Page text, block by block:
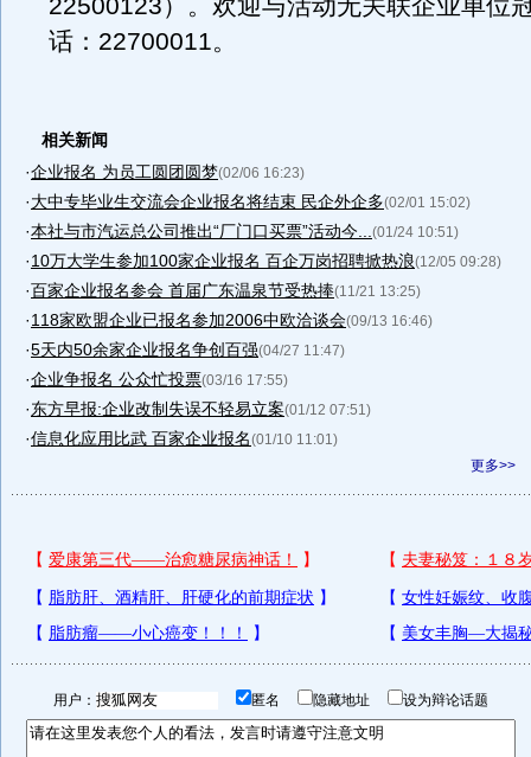
22500123）。欢迎与活动无关联企业单位
话：22700011。
相关新闻
·企业报名 为员工圆团圆梦(02/06 16:23)
·大中专毕业生交流会企业报名将结束 民企外企多(02/01 15:02)
·本社与市汽运总公司推出“厂门口买票”活动今... (01/24 10:51)
·10万大学生参加100家企业报名 百企万岗招聘掀热浪(12/05 09:28)
·百家企业报名参会 首届广东温泉节受热捧(11/21 13:25)
·118家欧盟企业已报名参加2006中欧洽谈会(09/13 16:46)
·5天内50余家企业报名争创百强(04/27 11:47)
·企业争报名 公众忙投票(03/16 17:55)
·东方早报:企业改制失误不轻易立案(01/12 07:51)
·信息化应用比武 百家企业报名(01/10 11:01)
更多>>
用户： 匿名 隐藏地址 设为辩论话题